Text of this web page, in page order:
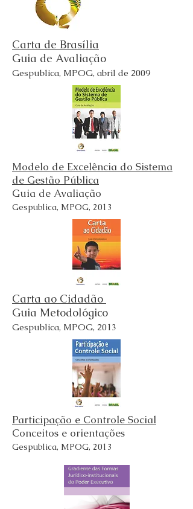
Carta de Brasília
Guia de Avaliação
Gespublica, MPOG, abril de 2009
Modelo de Excelência do Sistema
de Gestão Pública
Guia de Avaliação
Gespublica, MPOG, 2013
Carta ao Cidadão
Guia Metodológico
Gespublica, MPOG, 2013
Participação e Controle Social
Conceitos e orientações
Gespublica, MPOG, 2013